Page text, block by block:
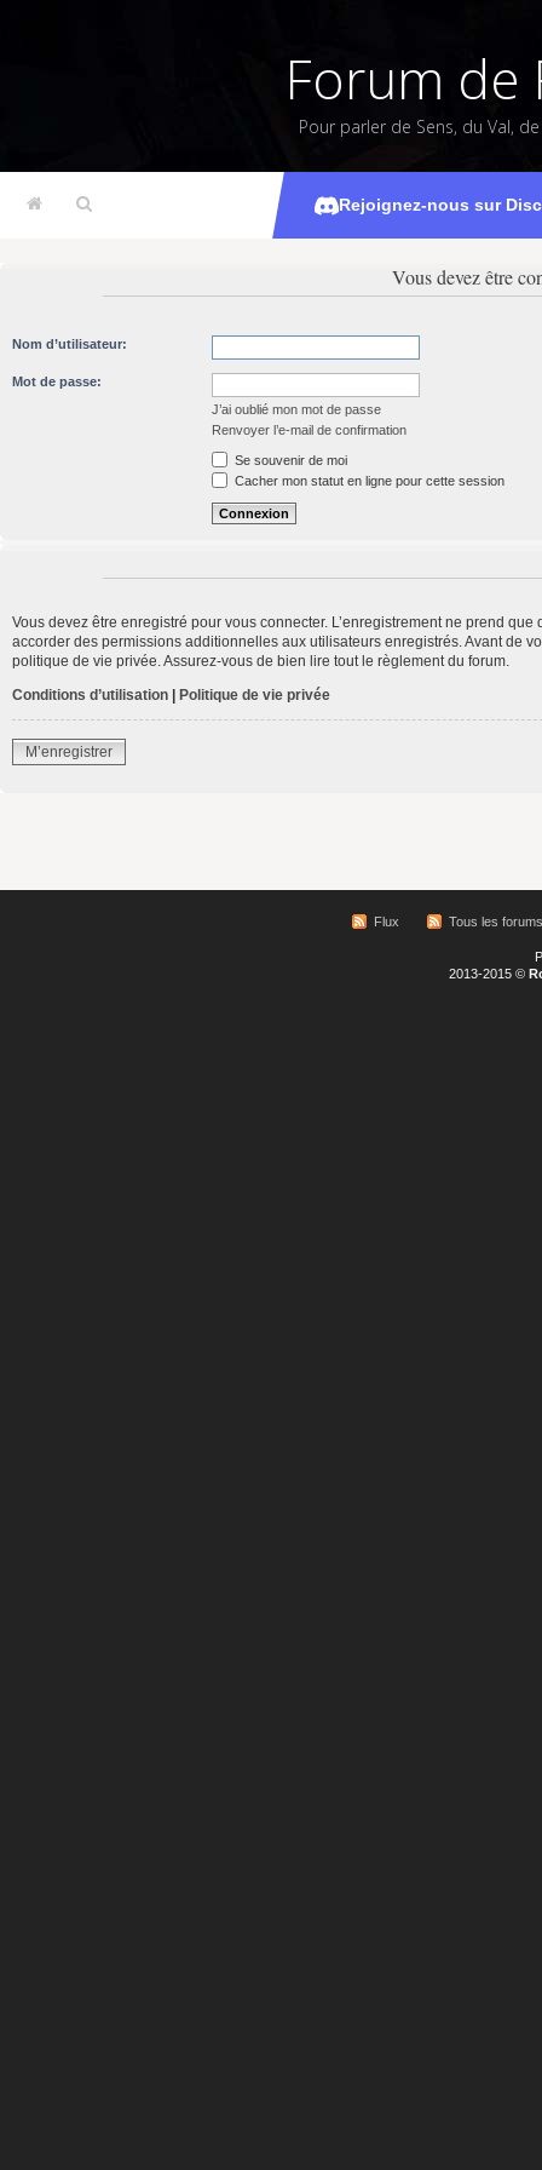
Forum de
Pour parler de Sens, du Val,
Rejoignez-nous sur
Vous devez être
Nom d’utilisateur:
Mot de passe:
J’ai oublié mon mot de passe
Renvoyer l’e-mail de confirmation
Se souvenir de moi
Cacher mon statut en ligne pour cette session
Vous devez être enregistré pour vous connecter. L’enregistrement ne prend
accorder des permissions additionnelles aux utilisateurs enregistrés. Avant de
politique de vie privée. Assurez-vous de bien lire tout le règlement du forum.
Conditions d’utilisation
Politique de vie privée
M’enregistrer
Flux Tous les forums
2013-2015 ©